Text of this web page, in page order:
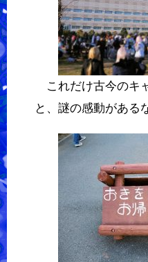
これだけ古今のキ
と、謎の感動がある